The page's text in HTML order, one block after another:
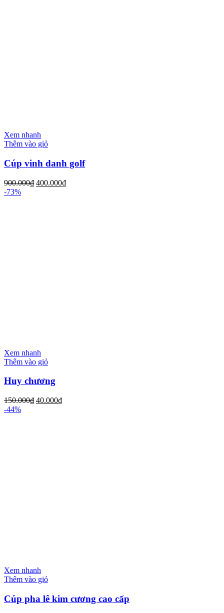
Xem nhanh
Thêm vào giỏ
Cúp vinh danh golf
900.000₫ 400.000₫
-73%
Xem nhanh
Thêm vào giỏ
Huy chương
150.000₫ 40.000₫
-44%
Xem nhanh
Thêm vào giỏ
Cúp pha lê kim cương cao cấp